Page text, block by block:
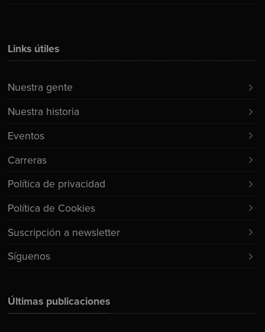
Últimas publicaciones
Links útiles
Nuestra gente
Nuestra historia
Eventos
Carreras
Política de privacidad
Política de Cookies
Suscripción a newsletter
Síguenos